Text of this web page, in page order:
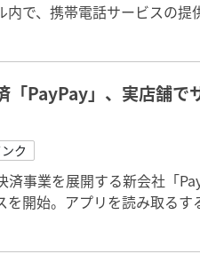
で、携帯電話サービスの提
「PayPay」、実店舗で
ク
事業を展開する新会社「
開始。アプリを読み取るす